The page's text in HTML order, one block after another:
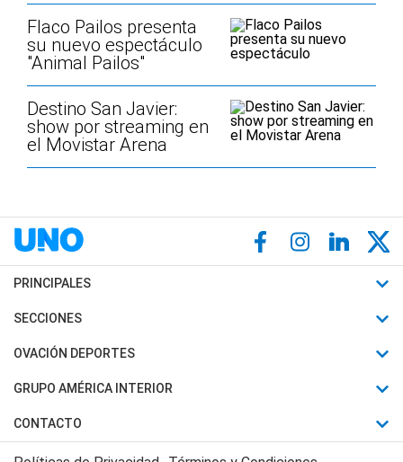
Flaco Pailos presenta
su nuevo espectáculo
"Animal Pailos"
Destino San Javier:
show por streaming en
el Movistar Arena
PRINCIPALES
Últimas Noticias
Política
Judiciales
SECCIONES
Horóscopo
Motores
Trucos caseros
OVACIÓN DEPORTES
Fútbol
Mundial
Automovilismo
GRUPO AMÉRICA INTERIOR
Canal 7 en Vivo
CONTACTO
Acerca de Nosotros